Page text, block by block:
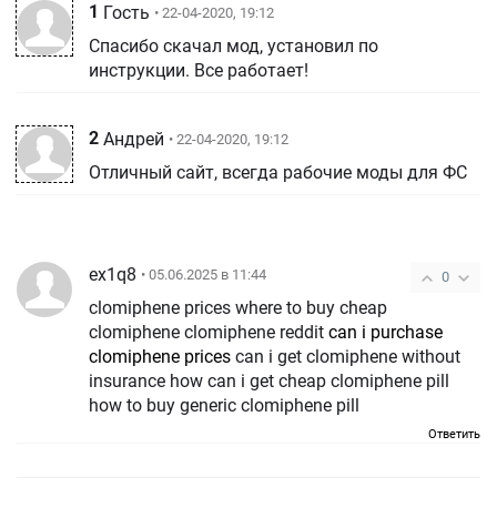
1 Гость • 22-04-2020, 19:12
Спасибо скачал мод, установил по
инструкции. Все работает!
2 Андрей • 22-04-2020, 19:12
Отличный сайт, всегда рабочие моды для ФС
0
ex1q8 • 05.06.2025 в 11:44
clomiphene prices where to buy cheap
clomiphene clomiphene reddit can i purchase
clomiphene prices can i get clomiphene without
insurance how can i get cheap clomiphene pill
how to buy generic clomiphene pill
Ответить